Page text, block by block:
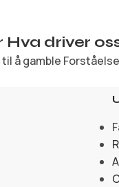
driver
å gamble